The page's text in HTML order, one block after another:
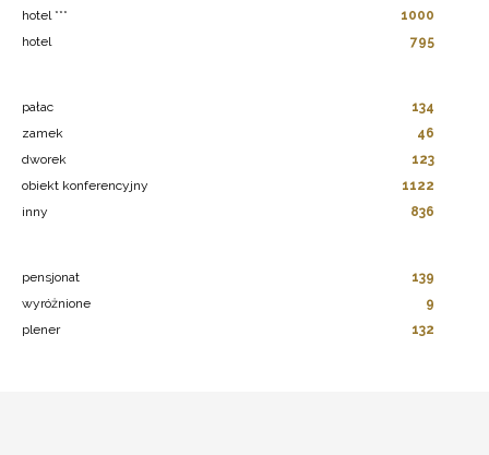
hotel ***
1000
hotel
795
pałac
134
zamek
46
dworek
123
obiekt konferencyjny
1122
inny
836
pensjonat
139
wyróżnione
9
plener
132